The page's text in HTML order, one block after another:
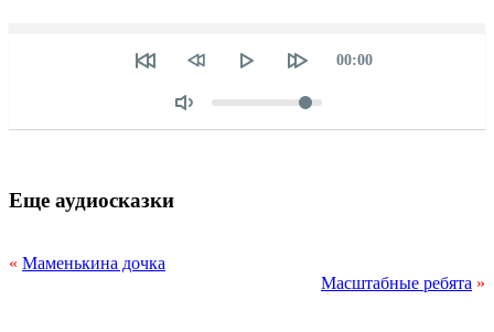
Текущее
00:00
Еще аудиосказки
« Маменькина дочка
Масштабные ребята »